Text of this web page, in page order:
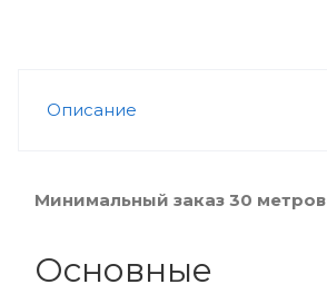
Описание
Минимальный заказ 30 метров
Основные